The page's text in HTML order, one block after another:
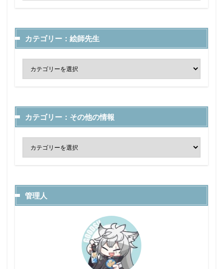
カテゴリー：絵師先生
カテゴリー：その他の情報
管理人